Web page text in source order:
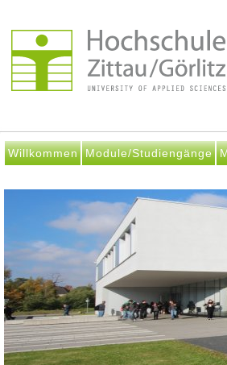
Willkommen Module/Studiengänge